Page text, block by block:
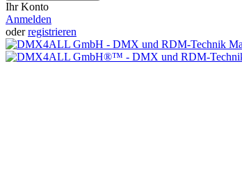
Ihr Konto
Anmelden
oderregistrieren